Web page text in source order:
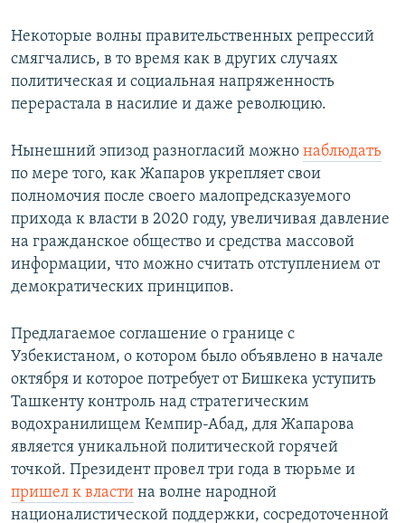
Некоторые волны правительственных репрессий
смягчались, в то время как в других случаях
политическая и социальная напряженность
перерастала в насилие и даже революцию.
Нынешний эпизод разногласий можно наблюдать
по мере того, как Жапаров укрепляет свои
полномочия после своего малопредсказуемого
прихода к власти в 2020 году, увеличивая давление
на гражданское общество и средства массовой
информации, что можно считать отступлением от
демократических принципов.
Предлагаемое соглашение о границе с
Узбекистаном, о котором было объявлено в начале
октября и которое потребует от Бишкека уступить
Ташкенту контроль над стратегическим
водохранилищем Кемпир-Абад, для Жапарова
является уникальной политической горячей
точкой. Президент провел три года в тюрьме и
пришел к власти на волне народной
националистической поддержки, сосредоточенной